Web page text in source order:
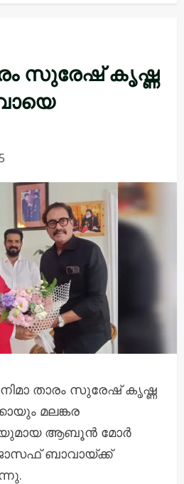
സുരേഷ് കൃഷ്ണ
താരം സുരേഷ് കൃഷ്ണ
മലങ്കര
ആബൂൻ മോർ
ബാവായ്ക്ക്